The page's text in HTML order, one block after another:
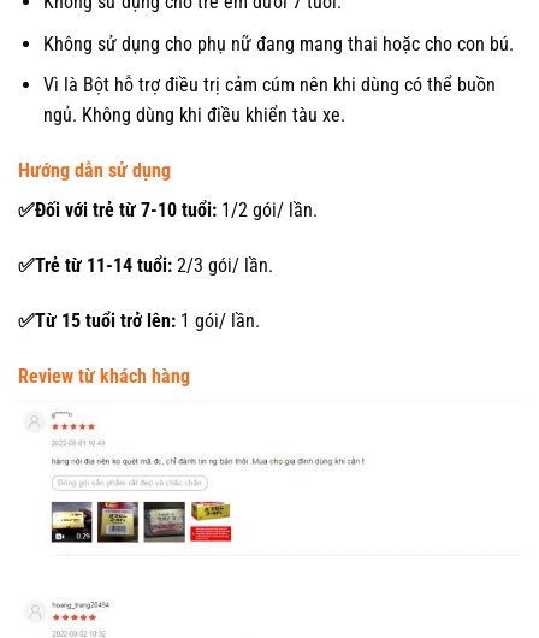
Không sử dụng cho phụ nữ đang mang thai hoặc cho con bú.
Vì là Bột hỗ trợ điều trị cảm cúm nên khi dùng có thể buồn
ngủ. Không dùng khi điều khiển tàu xe.
Hướng dẫn sử dụng
✅Đối với trẻ từ 7-10 tuổi: 1/2 gói/ lần.
✅Trẻ từ 11-14 tuổi: 2/3 gói/ lần.
✅Từ 15 tuổi trở lên: 1 gói/ lần.
Review từ khách hàng